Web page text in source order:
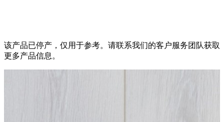
该产品已停产，仅用于参考。请联系我们的客户服务团队获取
更多产品信息。